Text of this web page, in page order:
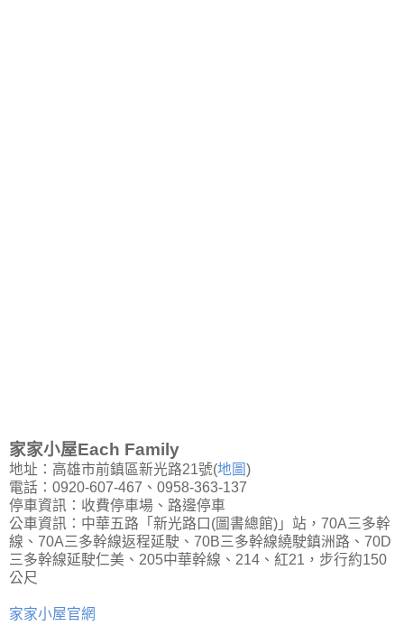
家家小屋Each Family
地址：高雄市前鎮區新光路21號(地圖)
電話：0920-607-467、0958-363-137
停車資訊：收費停車場、路邊停車
公車資訊：中華五路「新光路口(圖書總館)」站，70A三多幹
線、70A三多幹線返程延駛、70B三多幹線繞駛鎮洲路、70D
三多幹線延駛仁美、205中華幹線、214、紅21，步行約150
公尺
家家小屋官網